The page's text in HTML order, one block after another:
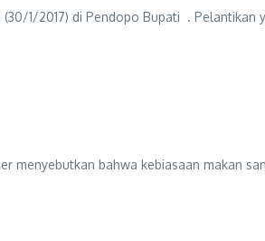
1/2017) di Pendopo Bupati . Pelantikan
menyebutkan bahwa kebiasaan makan